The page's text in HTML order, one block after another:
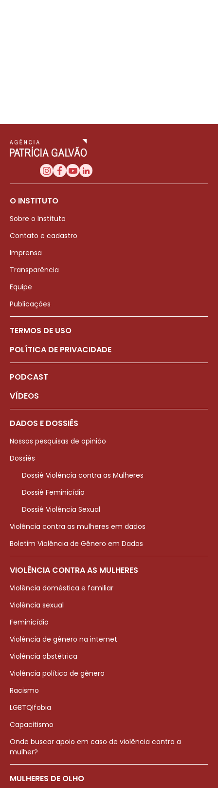
O INSTITUTO
Sobre o Instituto
Contato e cadastro
Imprensa
Transparência
Equipe
Publicações
TERMOS DE USO
POLÍTICA DE PRIVACIDADE
PODCAST
VÍDEOS
DADOS E DOSSIÊS
Nossas pesquisas de opinião
Dossiês
Dossiê Violência contra as Mulheres
Dossiê Feminicídio
Dossiê Violência Sexual
Violência contra as mulheres em dados
Boletim Violência de Gênero em Dados
VIOLÊNCIA CONTRA AS MULHERES
Violência doméstica e familiar
Violência sexual
Feminicídio
Violência de gênero na internet
Violência obstétrica
Violência política de gênero
Racismo
LGBTQIfobia
Capacitismo
Onde buscar apoio em caso de violência contra a
mulher?
MULHERES DE OLHO